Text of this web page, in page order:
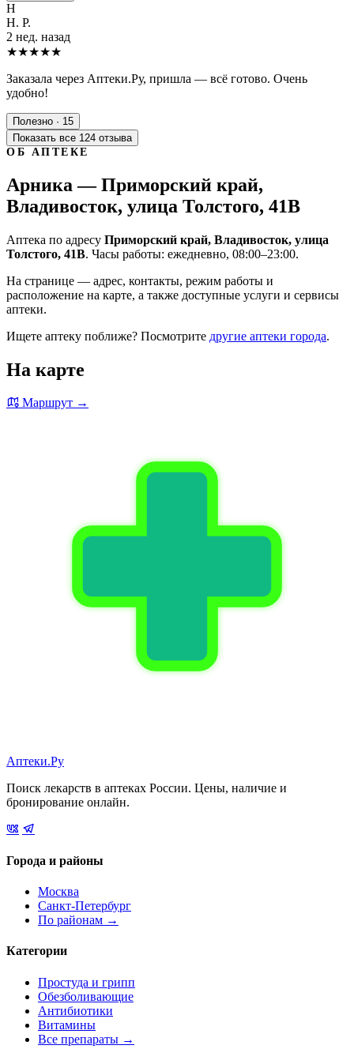
Н
Н. Р.
2 нед. назад
★★★★★
Заказала через Аптеки.Ру, пришла — всё готово. Очень
удобно!
Полезно · 15
Показать все 124 отзыва
ОБ АПТЕКЕ
Арника — Приморский край,
Владивосток, улица Толстого, 41В
Аптека по адресу Приморский край, Владивосток, улица
Толстого, 41В. Часы работы: ежедневно, 08:00–23:00.
На странице — адрес, контакты, режим работы и
расположение на карте, а также доступные услуги и сервисы
аптеки.
Ищете аптеку поближе? Посмотрите другие аптеки города.
На карте
Маршрут →
Аптеки.Ру
Поиск лекарств в аптеках России. Цены, наличие и
бронирование онлайн.
Города и районы
Москва
Санкт-Петербург
По районам →
Категории
Простуда и грипп
Обезболивающие
Антибиотики
Витамины
Все препараты →